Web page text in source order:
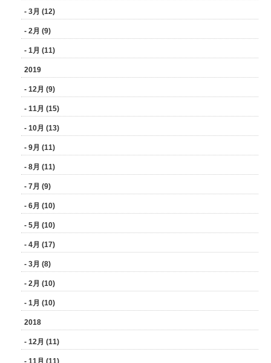
- 3月 (12)
- 2月 (9)
- 1月 (11)
2019
- 12月 (9)
- 11月 (15)
- 10月 (13)
- 9月 (11)
- 8月 (11)
- 7月 (9)
- 6月 (10)
- 5月 (10)
- 4月 (17)
- 3月 (8)
- 2月 (10)
- 1月 (10)
2018
- 12月 (11)
- 11月 (11)